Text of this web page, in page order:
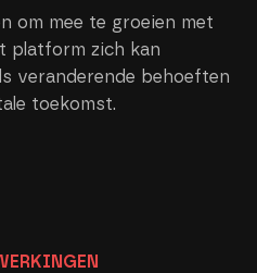
om mee te groeien met
platform zich kan
veranderende behoeften
toekomst.